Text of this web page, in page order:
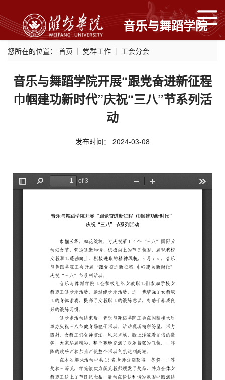
音乐与舞蹈学院
您所在的位置： 首页 党群工作 工会分会
音乐与舞蹈学院开展“跟党奋进新征程
巾帼建功新时代”庆祝“三八”节系列活
动
发布时间： 2024-03-08